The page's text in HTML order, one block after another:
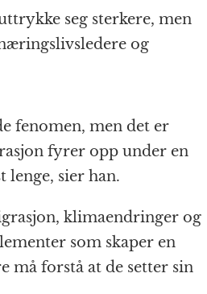
seg sterkere, men
og
fenomen, men det er
fyrer opp under en
lenge, sier han.
klimaendringer og
som skaper en
må forstå at de setter sin